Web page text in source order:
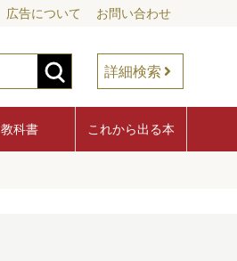
広告について お問い合わせ
詳細検索
教科書 これから出る本